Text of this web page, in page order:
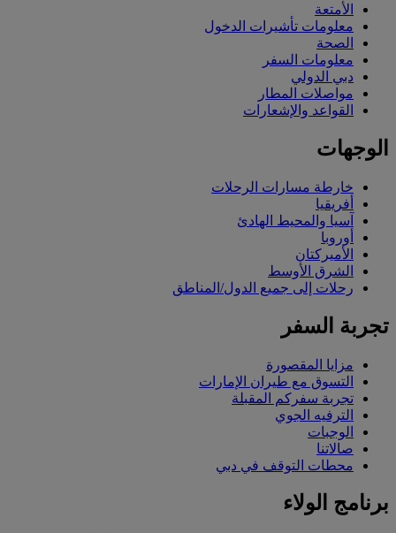
الأمتعة
معلومات تأشيرات الدخول
الصحة
معلومات السفر
دبي الدولي
مواصلات المطار
القواعد والإشعارات
الوجهات
خارطة مسارات الرحلات
أفريقيا
آسيا والمحيط الهادئ
أوروبا
الأميركتان
الشرق الأوسط
رحلات إلى جميع الدول/المناطق
تجربة السفر
مزايا المقصورة
التسوق مع طيران الإمارات
تجربة سفركم المقبلة
الترفيه الجوي
الوجبات
صالاتنا
محطات التوقف في دبي
برنامج الولاء